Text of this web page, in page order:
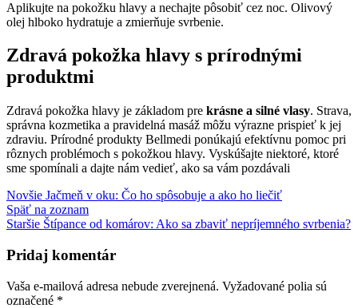
Aplikujte na pokožku hlavy a nechajte pôsobiť cez noc. Olivový
olej hlboko hydratuje a zmierňuje svrbenie.
Zdravá pokožka hlavy s prírodnými
produktmi
Zdravá pokožka hlavy je základom pre krásne a silné vlasy. Strava,
správna kozmetika a pravidelná masáž môžu výrazne prispieť k jej
zdraviu. Prírodné produkty Bellmedi ponúkajú efektívnu pomoc pri
rôznych problémoch s pokožkou hlavy. Vyskúšajte niektoré, ktoré
sme spomínali a dajte nám vedieť, ako sa vám pozdávali
Novšie Jačmeň v oku: Čo ho spôsobuje a ako ho liečiť
Späť na zoznam
Staršie Štípance od komárov: Ako sa zbaviť nepríjemného svrbenia?
Pridaj komentár
Vaša e-mailová adresa nebude zverejnená. Vyžadované polia sú
označené *